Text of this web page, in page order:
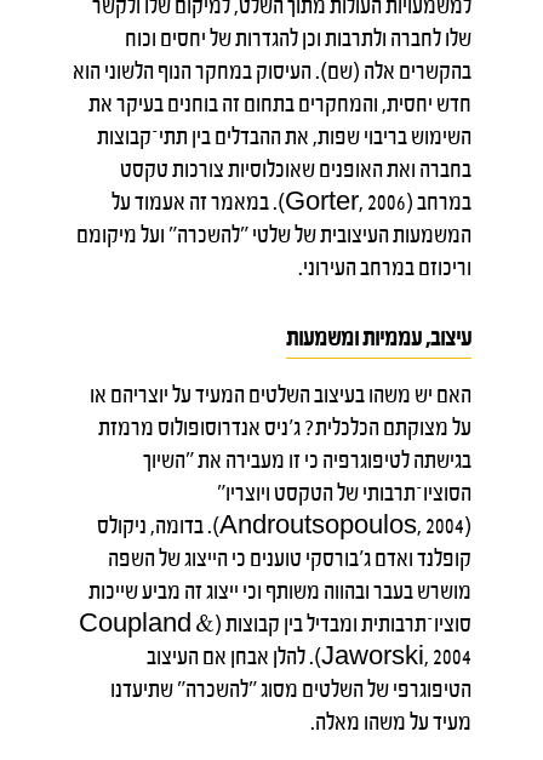
למשמעויות העולות מתוך השלט, למיקום שלו ולקשר
שלו לחברה ולתרבות וכן להגדרות של יחסים וכוח
בהקשרים אלה (שם). העיסוק במחקר הנוף הלשוני הוא
חדש יחסית, והמחקרים בתחום זה בוחנים בעיקר את
השימוש בריבוי שפות, את ההבדלים בין תתי־קבוצות
בחברה ואת האופנים שאוכלוסיות צורכות טקסט
במרחב (Gorter, 2006). במאמר זה אעמוד על
המשמעות העיצובית של שלטי "להשכרה" ועל מיקומם
וריכוזם במרחב העירוני.
עיצוב, עממיות ומשמעות
האם יש משהו בעיצוב השלטים המעיד על יוצריהם או
על מצוקתם הכלכלית? ג'ניס אנדרוסופולוס מרמזת
בגישתה לטיפוגרפיה כי זו מעבירה את "השיוך
הסוציו־תרבותי של הטקסט ויוצריו"
(Androutsopoulos, 2004). בדומה, ניקולס
קופלנד ואדם ג'בורסקי טוענים כי הייצוג של השפה
מושרש בעבר ובהווה משותף וכי ייצוג זה מביע שייכות
סוציו־תרבותית ומבדיל בין קבוצות (Coupland &
Jaworski, 2004). להלן אבחן אם העיצוב
הטיפוגרפי של השלטים מסוג "להשכרה" שתיעדנו
מעיד על משהו מאלה.